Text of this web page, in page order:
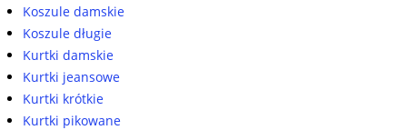
Koszule damskie
Koszule długie
Kurtki damskie
Kurtki jeansowe
Kurtki krótkie
Kurtki pikowane